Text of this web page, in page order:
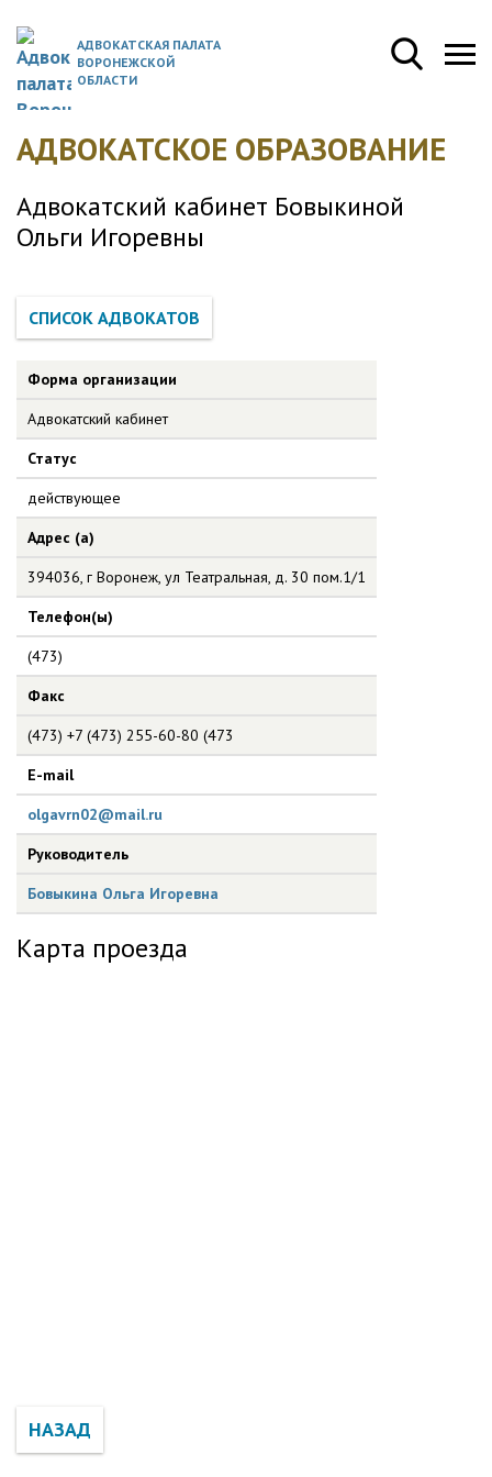
АДВОКАТСКАЯ ПАЛАТА
ВОРОНЕЖСКОЙ
ОБЛАСТИ
АДВОКАТСКОЕ ОБРАЗОВАНИЕ
Адвокатский кабинет Бовыкиной
Ольги Игоревны
Форма организации
Адвокатский кабинет
Статус
действующее
Адрес (а)
394036, г Воронеж, ул Театральная, д. 30 пом.1/1
Телефон(ы)
(473)
Факс
(473) +7 (473) 255-60-80 (473
E-mail
olgavrn02@mail.ru
Руководитель
Бовыкина Ольга Игоревна
Карта проезда
НАЗАД